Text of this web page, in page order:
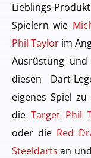
Lieblings-
Spielern wie
Phil Taylor im
Ausrüstung
diesen Dart-
eigenes Spiel
die Target Phil
oder die Red
Steeldarts an